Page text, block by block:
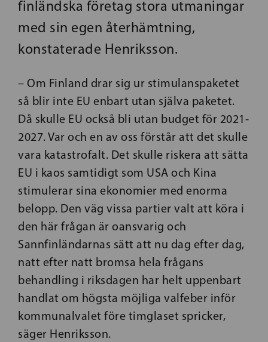
finländska företag stora utmaningar
med sin egen återhämtning,
konstaterade Henriksson.
– Om Finland drar sig ur stimulanspaketet
så blir inte EU enbart utan själva paketet.
Då skulle EU också bli utan budget för 2021-
2027. Var och en av oss förstår att det skulle
vara katastrofalt. Det skulle riskera att sätta
EU i kaos samtidigt som USA och Kina
stimulerar sina ekonomier med enorma
belopp. Den väg vissa partier valt att köra i
den här frågan är oansvarig och
Sannfinländarnas sätt att nu dag efter dag,
natt efter natt bromsa hela frågans
behandling i riksdagen har helt uppenbart
handlat om högsta möjliga valfeber inför
kommunalvalet före timglaset spricker,
säger Henriksson.